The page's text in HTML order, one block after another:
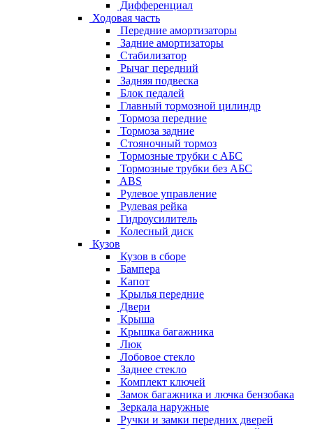
Дифференциал
Ходовая часть
Передние амортизаторы
Задние амортизаторы
Стабилизатор
Рычаг передний
Задняя подвеска
Блок педалей
Главный тормозной цилиндр
Тормоза передние
Тормоза задние
Стояночный тормоз
Тормозные трубки с АБС
Тормозные трубки без АБС
ABS
Рулевое управление
Рулевая рейка
Гидроусилитель
Колесный диск
Кузов
Кузов в сборе
Бампера
Капот
Крылья передние
Двери
Крыша
Крышка багажника
Люк
Лобовое стекло
Заднее стекло
Комплект ключей
Замок багажника и лючка бензобака
Зеркала наружные
Ручки и замки передних дверей